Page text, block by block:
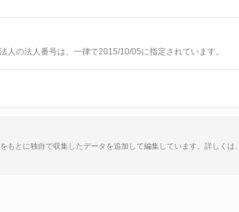
の法人番号は、一律で2015/10/05に指定されています。
をもとに独自で収集したデータを追加して編集しています。詳しくは、